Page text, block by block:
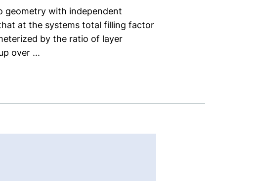
geometry with independent
at the systems total filling factor
by the ratio of layer
over ...